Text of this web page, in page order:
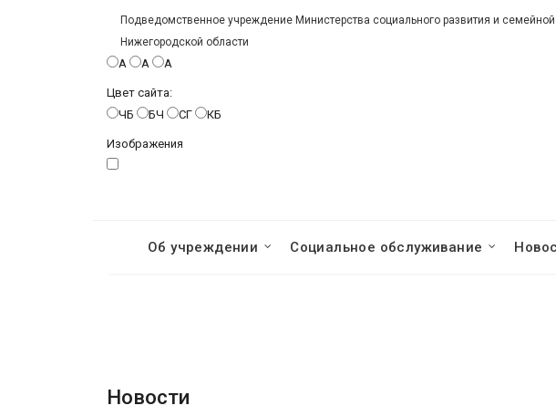
Подведомственное учреждение Министерства социального развития и семейной
Нижегородской области
A
A A
Цвет сайта:
ЧБ
БЧ СГ КБ
Изображения
Об учреждении Социальное обслуживание
Новости